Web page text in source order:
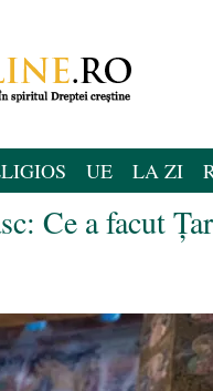
UE LA ZI
Ce a facut